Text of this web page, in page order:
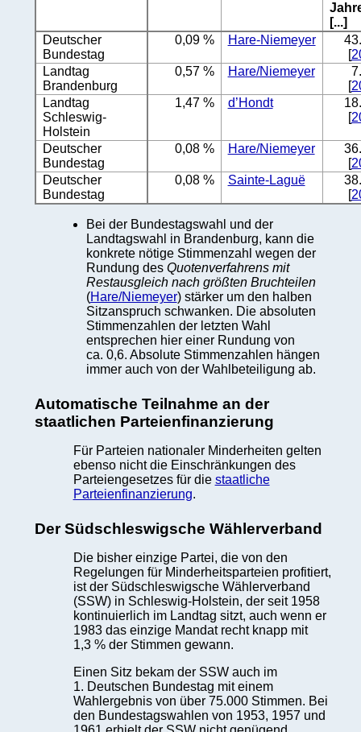
[...]
Deutscher
Bundestag
0,09 % Hare-Niemeyer
[
Landtag
Brandenburg
0,57 % Hare/Niemeyer
[
Landtag
Schleswig-
Holstein
1,47 % d’Hondt
[
Deutscher
Bundestag
0,08 % Hare/Niemeyer
[
Deutscher
Bundestag
0,08 % Sainte-Laguë
[
Bei der Bundestagswahl und der
Landtagswahl in Brandenburg, kann die
konkrete nötige Stimmenzahl wegen der
Rundung des Quotenverfahrens mit
Restausgleich nach größten Bruchteilen
(Hare/Niemeyer) stärker um den halben
Sitzanspruch schwanken. Die absoluten
Stimmenzahlen der letzten Wahl
entsprechen hier einer Rundung von
ca. 0,6. Absolute Stimmenzahlen hängen
immer auch von der Wahlbeteiligung ab.
Automatische Teilnahme an der
staatlichen Parteienfinanzierung
Für Parteien nationaler Minderheiten gelten
ebenso nicht die Einschränkungen des
Parteiengesetzes für die staatliche
Parteienfinanzierung.
Der Südschleswigsche Wählerverband
Die bisher einzige Partei, die von den
Regelungen für Minderheitsparteien profitiert,
ist der Südschleswigsche Wählerverband
(SSW) in Schleswig-Holstein, der seit 1958
kontinuierlich im Landtag sitzt, auch wenn er
1983 das einzige Mandat recht knapp mit
1,3 % der Stimmen gewann.
Einen Sitz bekam der SSW auch im
1. Deutschen Bundestag mit einem
Wahlergebnis von über 75.000 Stimmen. Bei
den Bundestagswahlen von 1953, 1957 und